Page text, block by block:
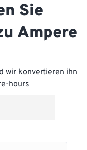
Sie
Ampere
wir konvertieren ihn
hours